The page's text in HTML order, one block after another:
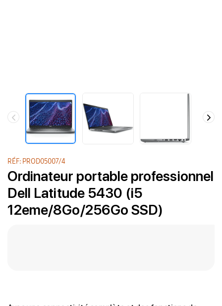
RÉF: PROD05007/4
Ordinateur portable professionnel
Dell Latitude 5430 (i5
12eme/8Go/256Go SSD)